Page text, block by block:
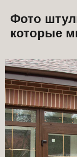
Фото
которые